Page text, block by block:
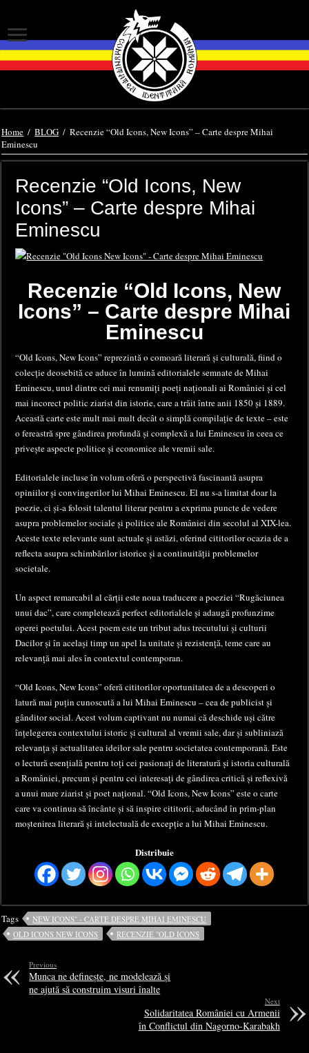
Home / BLOG / Recenzie “Old Icons, New Icons” – Carte despre Mihai
Eminescu
Recenzie “Old Icons, New
Icons” – Carte despre Mihai
Eminescu
Recenzie “Old Icons, New
Icons” – Carte despre Mihai
Eminescu
“Old Icons, New Icons” reprezintă o comoară literară și culturală, fiind o
colecție deosebită ce aduce în lumină editorialele semnate de Mihai
Eminescu, unul dintre cei mai renumiți poeți naționali ai României și cel
mai incorect politic ziarist din istorie, care a trăit între anii 1850 și 1889.
Această carte este mult mai mult decât o simplă compilație de texte – este
o fereastră spre gândirea profundă și complexă a lui Eminescu în ceea ce
privește aspecte politice și economice ale vremii sale.
Editorialele incluse în volum oferă o perspectivă fascinantă asupra
opiniilor și convingerilor lui Mihai Eminescu. El nu s-a limitat doar la
poezie, ci și-a folosit talentul literar pentru a exprima puncte de vedere
asupra problemelor sociale și politice ale României din secolul al XIX-lea.
Aceste texte relevante sunt actuale și astăzi, oferind cititorilor ocazia de a
reflecta asupra schimbărilor istorice și a continuității problemelor
societale.
Un aspect remarcabil al cărții este noua traducere a poeziei “Rugăciunea
unui dac”, care completează perfect editorialele și adaugă profunzime
operei poetului. Acest poem este un tribut adus trecutului și culturii
Dacilor și în același timp un apel la unitate și rezistență, teme care au
relevanță mai ales în contextul contemporan.
“Old Icons, New Icons” oferă cititorilor oportunitatea de a descoperi o
latură mai puțin cunoscută a lui Mihai Eminescu – cea de publicist și
gânditor social. Acest volum captivant nu numai că deschide uși către
înțelegerea contextului istoric și cultural al vremii sale, dar și subliniază
relevanța și actualitatea ideilor sale pentru societatea contemporană. Este
o lectură esențială pentru toți cei pasionați de literatură și istoria culturală
a României, precum și pentru cei interesați de gândirea critică și reflexivă
a unui mare ziarist și poet național. “Old Icons, New Icons” este o carte
care va continua să încânte și să inspire cititorii, aducând în prim-plan
moștenirea literară și intelectuală de excepție a lui Mihai Eminescu.
Distribuie
Tags
NEW ICONS" - CARTE DESPRE MIHAI EMINESCU
OLD ICONS NEW ICONS
RECENZIE "OLD ICONS
Previous
Munca ne definește, ne modelează și
ne ajută să construim visuri înalte
Next
Solidaritatea României cu Armenii
în Conflictul din Nagorno-Karabakh